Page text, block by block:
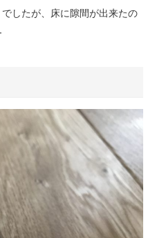
したが、床に隙間が出来たの